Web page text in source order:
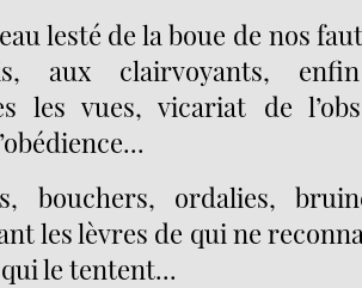
lesté de la boue de nos
aux clairvoyants,
les vues, vicariat de
bouchers, ordalies,
les lèvres de qui ne
le tentent...